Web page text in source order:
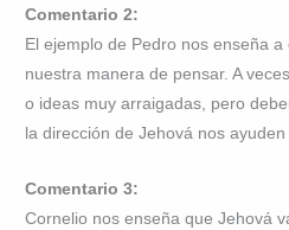
Comentario 2:
El ejemplo de Pedro nos enseña
nuestra manera de pensar. A
o ideas muy arraigadas, pero
la dirección de Jehová nos
Comentario 3:
Cornelio nos enseña que Jehová